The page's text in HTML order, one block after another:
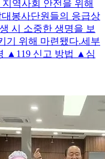
역사회 안전을 위해
봉사단원들의 응급상
시 소중한 생명을 보
기 위해 마련됐다.세부
▲119 신고 방법 ▲심